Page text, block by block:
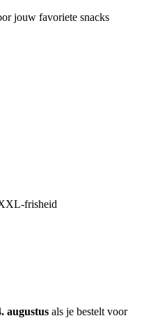
jouw favoriete snacks
frisheid
augustus als je bestelt voor